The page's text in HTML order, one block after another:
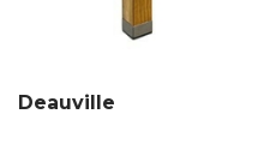
Deauville